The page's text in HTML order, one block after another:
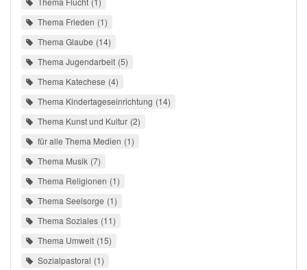
Thema Frieden 1
Thema Glaube 14
Thema Jugendarbeit 5
Thema Katechese 4
Thema Kindertageseinrichtung 14
Thema Kunst und Kultur 2
für alle Thema Medien 1
Thema Musik 7
Thema Religionen 1
Thema Seelsorge 1
Thema Soziales 11
Thema Umwelt 15
Sozialpastoral 1